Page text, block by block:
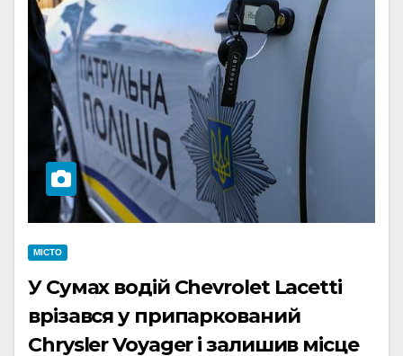
МІСТО
У Сумах водій Chevrolet Lacetti
врізався у припаркований
Chrysler Voyager і залишив місце